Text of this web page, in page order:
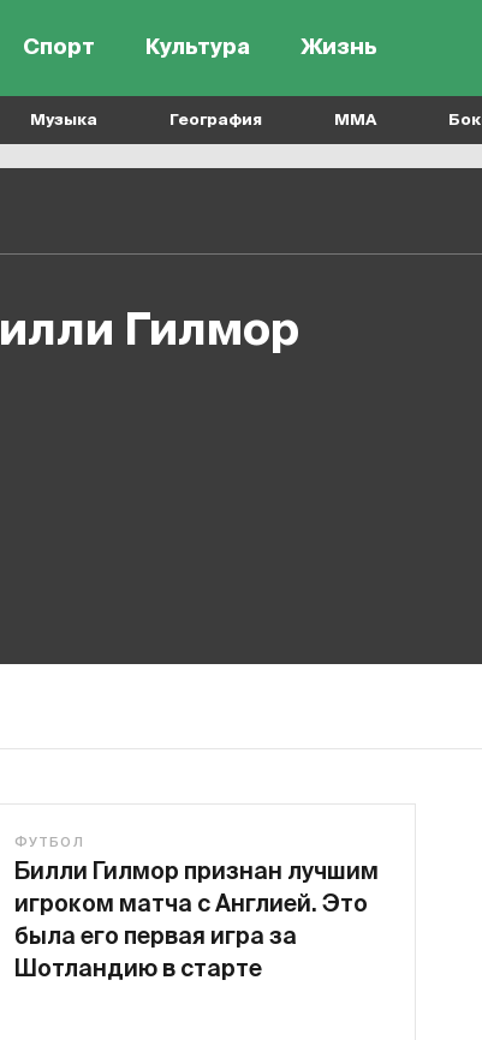
Спорт Культура Жизнь
Музыка География MMA
Билли Гилмор
ФУТБОЛ
Билли Гилмор признан лучшим
игроком матча с Англией. Это
была его первая игра за
Шотландию в старте